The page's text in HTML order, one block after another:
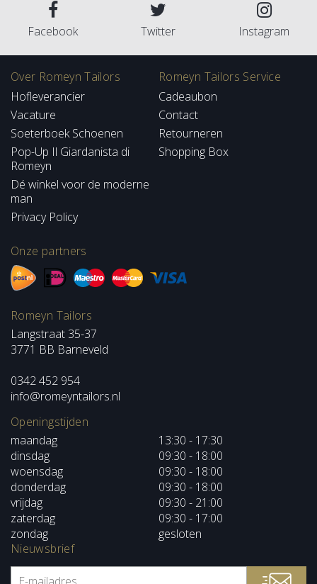
Facebook Twitter Instagram
Over Romeyn Tailors
Hofleverancier
Vacature
Soeterboek Schoenen
Pop-Up Il Giardanista di
Romeyn
Dé winkel voor de moderne
man
Privacy Policy
Romeyn Tailors Service
Cadeaubon
Contact
Retourneren
Shopping Box
Onze partners
Romeyn Tailors
Langstraat 35-37
3771 BB Barneveld
0342 452 954
info@romeyntailors.nl
Openingstijden
maandag
13:30 - 17:30
dinsdag
09:30 - 18:00
woensdag
09:30 - 18:00
donderdag
09:30 - 18:00
vrijdag
09:30 - 21:00
zaterdag
09:30 - 17:00
zondag
gesloten
Nieuwsbrief